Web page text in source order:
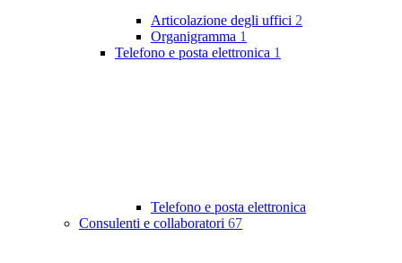
Articolazione degli uffici 2
Organigramma 1
Telefono e posta elettronica 1
Telefono e posta elettronica
Consulenti e collaboratori 67